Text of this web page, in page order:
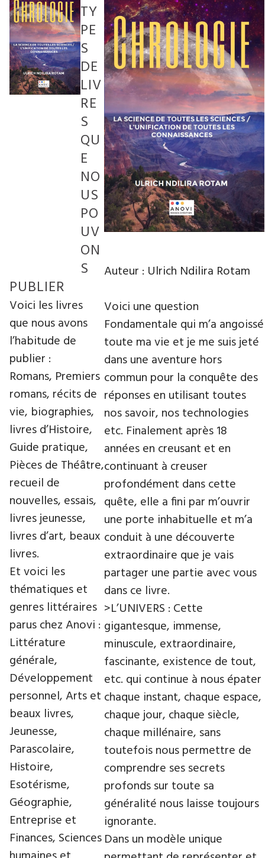
Auteur : Ulrich Ndilira Rotam
Voici une question
Fondamentale qui m’a angoissé
toute ma vie et je me suis jeté
dans une aventure hors
commun pour la conquête des
réponses en utilisant toutes
nos savoir, nos technologies
etc. Finalement après 18
années en creusant et en
continuant à creuser
profondément dans cette
quête, elle a fini par m’ouvrir
une porte inhabituelle et m’a
conduit à une découverte
extraordinaire que je vais
partager une partie avec vous
dans ce livre.
>L’UNIVERS : Cette
gigantesque, immense,
minuscule, extraordinaire,
fascinante, existence de tout,
etc. qui continue à nous épater
chaque instant, chaque espace,
chaque jour, chaque siècle,
chaque millénaire, sans
toutefois nous permettre de
comprendre ses secrets
profonds sur toute sa
généralité nous laisse toujours
ignorante.
Dans un modèle unique
TY
PE
S
DE
LIV
RE
S
QU
E
NO
US
PO
UV
ON
S
PUBLIER
Voici les livres
que nous avons
l’habitude de
publier :
Romans, Premiers
romans, récits de
vie, biographies,
livres d’Histoire,
Guide pratique,
Pièces de Théâtre,
recueil de
nouvelles, essais,
livres jeunesse,
livres d’art, beaux
livres.
Et voici les
thématiques et
genres littéraires
parus chez Anovi :
Littérature
générale,
Développement
personnel, Arts et
beaux livres,
Jeunesse,
Parascolaire,
Histoire,
Esotérisme,
Géographie,
Entreprise et
Finances, Sciences